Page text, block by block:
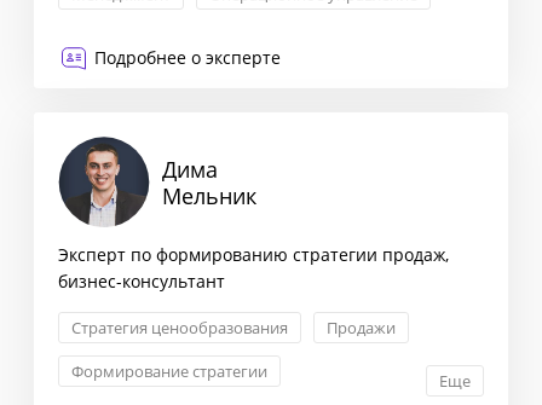
Подробнее о эксперте
Дима
Мельник
Эксперт по формированию стратегии продаж,
бизнес-консультант
Стратегия ценообразования
Продажи
Формирование стратегии
Еще